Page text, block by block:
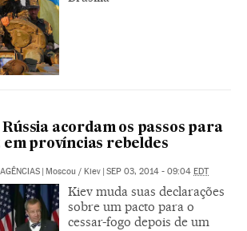
acordam os passos para
províncias rebeldes
AGÊNCIAS | Moscou / Kiev | SEP 03, 2014 - 09:04 EDT
Kiev muda suas declarações
sobre um pacto para o
cessar-fogo depois de um